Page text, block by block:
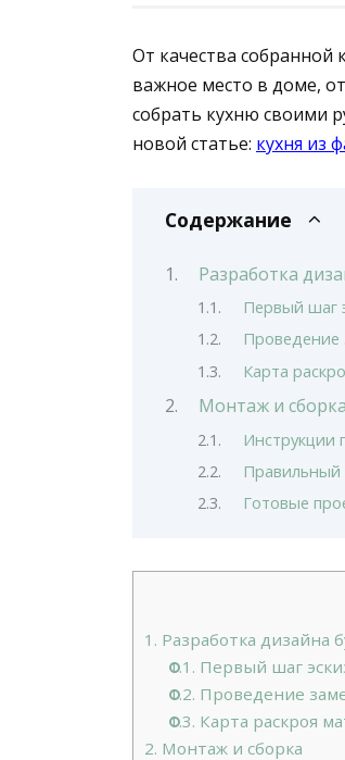
От качества собранной
важное место в доме,
собрать кухню своими
новой статье: кухня из
Содержание
Разработка
Первый шаг
Проведение
Карта
Монтаж и сборка
Инструкции
Правильный
Готовые
1. Разработка дизайна
1.1. Первый шаг
1.2. Проведение
1.3. Карта раскроя
2. Монтаж и сборка